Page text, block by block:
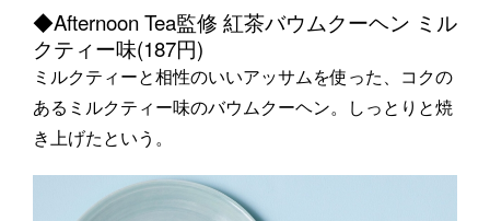
◆Afternoon Tea監修 紅茶バウムクーヘン ミル
クティー味(187円)
ミルクティーと相性のいいアッサムを使った、コクの
あるミルクティー味のバウムクーヘン。しっとりと焼
き上げたという。